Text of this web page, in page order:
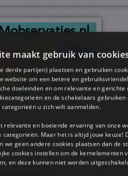
door op het gekozen plaatje te
de pijltjestoetsen er doorheen
maakt gebruik van
derde partijen) plaatsen en gebruiken
website om een ​​betere en
doeleinden en om relevante en gerichte
en de schakelaars
categorieën u zich wilt aanmelden.
relevante en boeiende ervaring van onze
Maar het is altijd jouw keuze!
we geen andere cookies plaatsen dan de
cookies instellen om de kernelementen
en deze kunnen niet worden